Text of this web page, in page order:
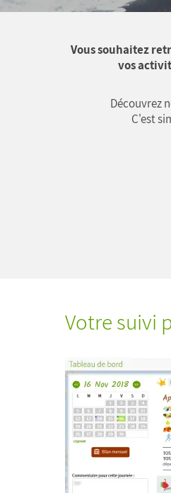
Vous souhaitez
vos
Découvrez
C'est
Votre suivi